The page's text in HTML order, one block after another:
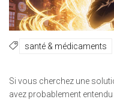
santé & médicaments
Si vous cherchez une
avez probablement